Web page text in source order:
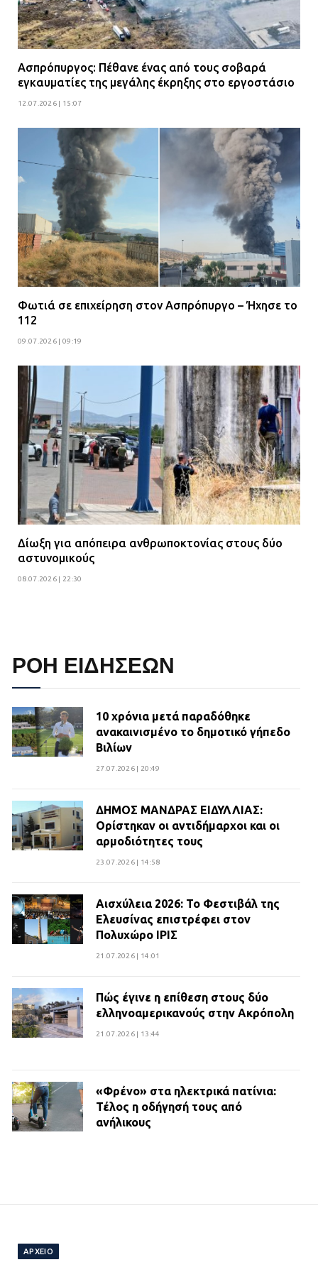
Ασπρόπυργος: Πέθανε ένας από τους σοβαρά
εγκαυματίες της μεγάλης έκρηξης στο εργοστάσιο
12.07.2026 | 15:07
Φωτιά σε επιχείρηση στον Ασπρόπυργο – Ήχησε το
112
09.07.2026 | 09:19
Δίωξη για απόπειρα ανθρωποκτονίας στους δύο
αστυνομικούς
08.07.2026 | 22:30
ΡΟΗ ΕΙΔΗΣΕΩΝ
10 χρόνια μετά παραδόθηκε
ανακαινισμένο το δημοτικό γήπεδο
Βιλίων
27.07.2026 | 20:49
ΔΗΜΟΣ ΜΑΝΔΡΑΣ ΕΙΔΥΛΛΙΑΣ:
Ορίστηκαν οι αντιδήμαρχοι και οι
αρμοδιότητες τους
23.07.2026 | 14:58
Αισχύλεια 2026: Το Φεστιβάλ της
Ελευσίνας επιστρέφει στον
Πολυχώρο ΙΡΙΣ
21.07.2026 | 14:01
Πώς έγινε η επίθεση στους δύο
ελληνοαμερικανούς στην Ακρόπολη
21.07.2026 | 13:44
«Φρένο» στα ηλεκτρικά πατίνια:
Τέλος η οδήγησή τους από
ανήλικους
ΑΡΧΕΙΟ